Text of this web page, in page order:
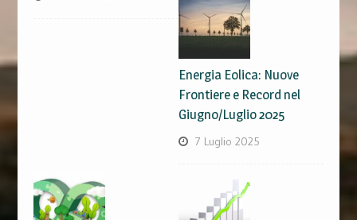
Energia Eolica: Nuove
Frontiere e Record nel
Giugno/Luglio 2025
7 Luglio 2025